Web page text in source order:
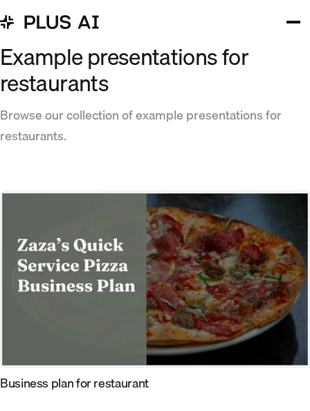
Example presentations for
restaurants
Browse our collection of example presentations for
restaurants.
Business plan for restaurant